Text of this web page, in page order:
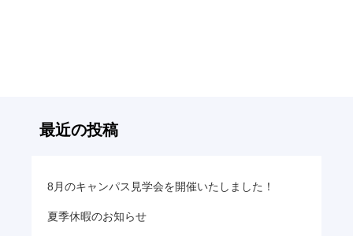
最近の投稿
8月のキャンパス見学会を開催いたしました！
夏季休暇のお知らせ